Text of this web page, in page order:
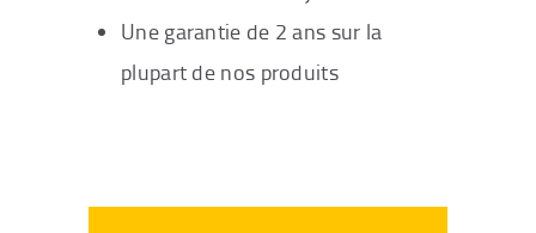
Une garantie de 2 ans sur la
plupart de nos produits